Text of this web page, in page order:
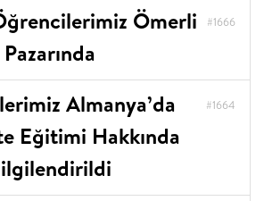
Ömerli
Pazarında
#1666
Almanya’da
Eğitimi Hakkında
#1664